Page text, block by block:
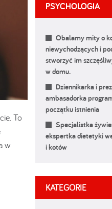
To
w
PSYCHOLOGIA
Obalamy mity o
niewychodzących i
stworzyć im
w domu.
Dziennikarka i
ambasadorka
początku istnienia
Specjalistka
ekspertka dietetyki
i kotów
KATEGORIE